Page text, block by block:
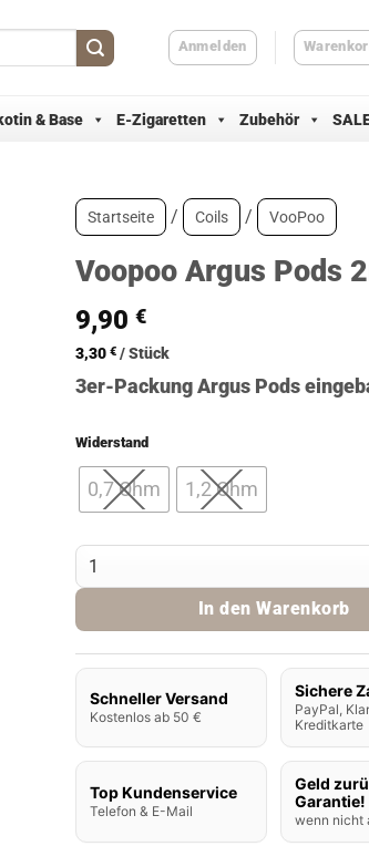
Anmelden
& Base E-Zigaretten Zubehör
Startseite / Coils / VooPoo
Voopoo Argus Pods
9,90 €
3,30 €/Stück
3er-Packung Argus Pods
Widerstand
0,7 Ohm 1,2 Ohm
Voopoo Argus Pods 2ml Menge
In den Warenkorb
Schneller Versand
Kostenlos ab 50 €
Sichere
PayPal,
Kreditkarte
Top Kundenservice
Telefon & E-Mail
Geld
Garantie!
wenn nicht